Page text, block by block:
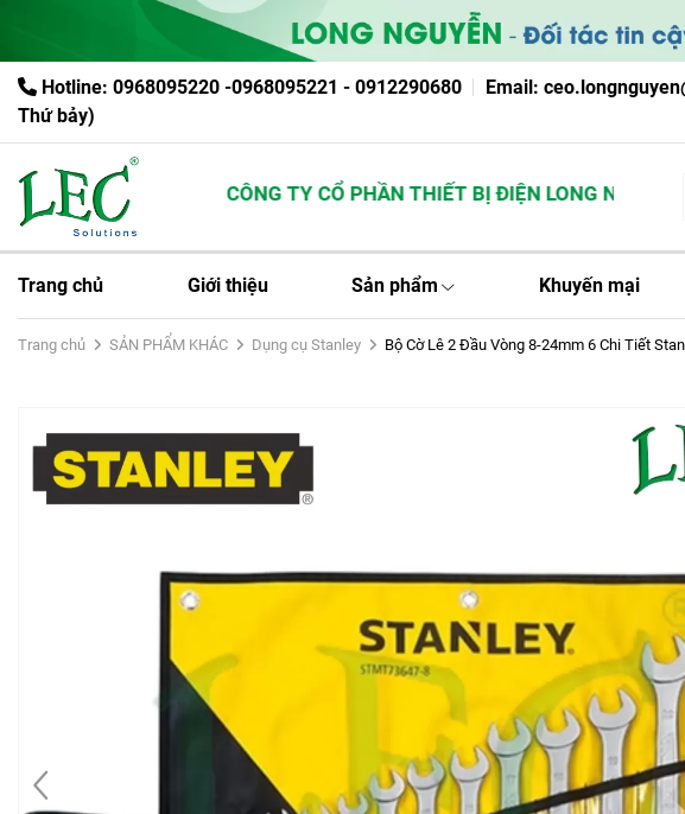
Hotline: 0968095220 -0968095221 - 0912290680 Email:
Thứ bảy)
CÔNG TY CỔ PHẦN THIẾT BỊ ĐIỆN LONG NGUYỄN
Trang chủ Giới thiệu Sản phẩm Khuyến mại
Trang chủ SẢN PHẨM KHÁC Dụng cụ Stanley Bộ Cờ Lê 2 Đầu Vòng 8-24mm 6 Chi Tiết